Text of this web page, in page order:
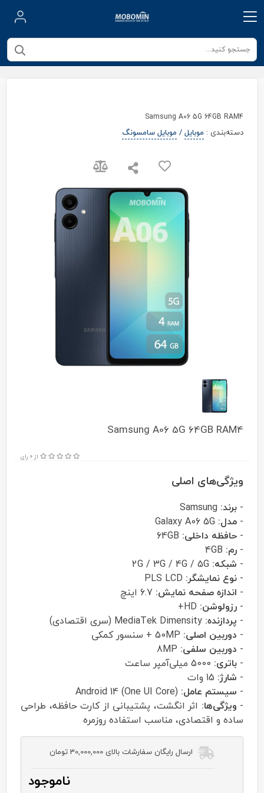
Samsung A06 5G 64GB RAM4
دسته‌بندی : موبایل/ موبایل سامسونگ
Samsung A06 5G 64GB RAM4
از 0 رای
ویژگی‌های اصلی
- برند:
- مدل:
- حافظه داخلی:
- رم:
- شبکه:
- نوع نمایشگر:
- اندازه صفحه نمایش:
- رزولوشن:
- پردازنده:
- دوربین اصلی:
- دوربین سلفی:
- باتری:
- شارژ:
- سیستم عامل:
- ویژگی‌ها: اثر انگشت، پشتیبانی از کارت حافظه، طراحی
ساده و اقتصادی، مناسب استفاده روزمره
ارسال رایگان سفارشات بالای 30,000,000 تومان
ناموجود